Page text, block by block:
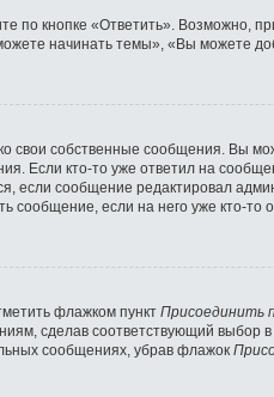
кнопке «Ответить». Возможно,
начинать темы», «Вы можете
свои собственные сообщения. Вы
Если кто-то уже ответил на
если сообщение редактировал
сообщение, если на него уже кто-то
флажком пункт Присоединить
сделав соответствующий выбор
сообщениях, убрав флажок